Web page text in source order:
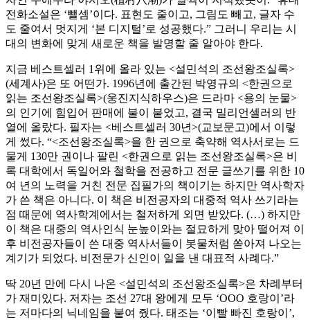
전화소설은 ‘뺄셈’이다. 표현도 줄이고, 그림도 빼고, 글자 수
도 줄여서 멋지게 ‘본 디지털’로 성공했다.” 그러니 우리는 시
대의 변화에 맞게 새로운 책을 발명할 줄 알아야 한다.
지금 베스트셀러 1위에 올라 있는 <설민석의 조선왕조실록>
(세계사)은 또 어떤가. 1996년에 출간된 박영규의 <한권으로
읽는 조선왕조실록>(웅진지식하우스)은 드라마 <용의 눈물>
의 인기에 힘입어 판매에 불이 붙었고, 결국 밀리언셀러의 반
열에 올랐다. 필자는 <베스트셀러 30년>(교보문고)에서 이렇
게 썼다. “<조선왕조실록>을 한 권으로 축약해 역사서로는 드
물게 130만 권이나 팔린 <한권으로 읽는 조선왕조실록>은 비
록 대학에서 독일어와 철학을 전공하고 전문 글쓰기를 위한 10
여 년의 노력을 거친 전문 집필가의 책이기는 하지만 역사학자
가 쓴 책은 아니다. 이 책은 비전공자의 대중적 역사 쓰기라는
점 때문에 역사학계에서는 철저하게 외면 받았다. (…) 하지만
이 책은 대중의 역사인식 눈높이와는 절묘하게 맞아 떨어져 이
후 비전공자들이 쓴 대중 역사서들이 봇물처럼 쏟아져 나오는
계기가 되었다. 비전문가 신인이 일을 낸 대표적 사례다.”
딱 20년 만에 다시 나온 <설민석의 조선왕조실록>은 차례부터
가 재미있다. 저자는 조선 27대 왕에게 모두 ‘OOO 호랑이’라
는 저마다의 닉네임을 붙여 줬다. 태조는 ‘이빨 빠진 호랑이’,